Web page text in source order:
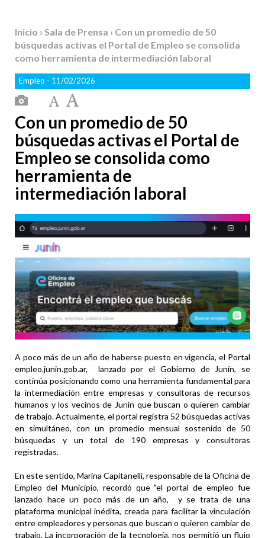
Inicio › Sala de Prensa › Con un promedio de 50
búsquedas activas el Portal de Empleo se consolida
como herramienta de intermediación laboral
Empleo - 11/02/2026
Con un promedio de 50
búsquedas activas el Portal de
Empleo se consolida como
herramienta de
intermediación laboral
A poco más de un año de haberse puesto en vigencia, el Portal
empleo.junin.gob.ar, lanzado por el Gobierno de Junín, se
continúa posicionando como una herramienta fundamental para
la intermediación entre empresas y consultoras de recursos
humanos y los vecinos de Junín que buscan o quieren cambiar
de trabajo. Actualmente, el portal registra 52 búsquedas activas
en simultáneo, con un promedio mensual sostenido de 50
búsquedas y un total de 190 empresas y consultoras
registradas.
En este sentido, Marina Capitanelli, responsable de la Oficina de
Empleo del Municipio, recordó que "el portal de empleo fue
lanzado hace un poco más de un año, y se trata de una
plataforma municipal inédita, creada para facilitar la vinculación
entre empleadores y personas que buscan o quieren cambiar de
trabajo. La incorporación de la tecnología, nos permitió un flujo